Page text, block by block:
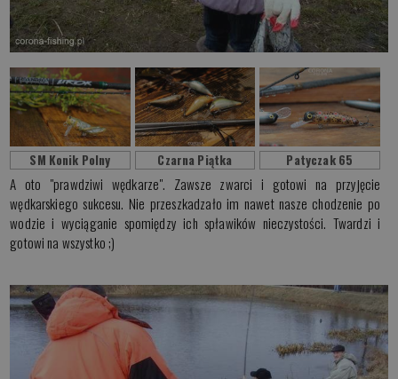
SM Konik Polny Czarna Piątka Patyczak 65
A oto "prawdziwi wędkarze". Zawsze zwarci i gotowi na przyjęcie
wędkarskiego sukcesu. Nie przeszkadzało im nawet nasze chodzenie po
wodzie i wyciąganie spomiędzy ich spławików nieczystości. Twardzi i
gotowi na wszystko ;)